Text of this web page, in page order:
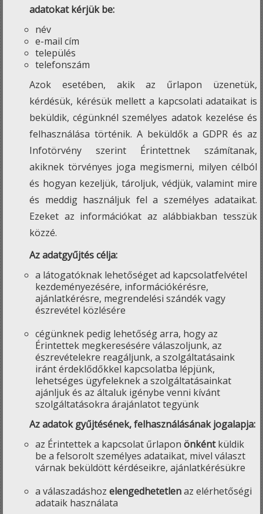
adatokat kérjük be:
név
e-mail cím
település
telefonszám
Azok esetében, akik az űrlapon üzenetük,
kérdésük, kérésük mellett a kapcsolati adataikat is
beküldik, cégünknél személyes adatok kezelése és
felhasználása történik. A beküldők a GDPR és az
Infotörvény szerint Érintettnek számítanak,
akiknek törvényes joga megismerni, milyen célból
és hogyan kezeljük, tároljuk, védjük, valamint mire
és meddig használjuk fel a személyes adataikat.
Ezeket az információkat az alábbiakban tesszük
közzé.
Az adatgyűjtés célja:
a látogatóknak lehetőséget ad kapcsolatfelvétel
kezdeményezésére, információkérésre,
ajánlatkérésre, megrendelési szándék vagy
észrevétel közlésére
cégünknek pedig lehetőség arra, hogy az
Érintettek megkeresésére válaszoljunk, az
észrevételekre reagáljunk, a szolgáltatásaink
iránt érdeklődőkkel kapcsolatba lépjünk,
lehetséges ügyfeleknek a szolgáltatásainkat
ajánljuk és az általuk igénybe venni kívánt
szolgáltatásokra árajánlatot tegyünk
Az adatok gyűjtésének, felhasználásának jogalapja:
az Érintettek a kapcsolat űrlapon önkéntküldik
be a felsorolt személyes adataikat, mivel választ
várnak beküldött kérdéseikre, ajánlatkérésükre
a válaszadáshoz elengedhetetlenaz elérhetőségi
adataik használata